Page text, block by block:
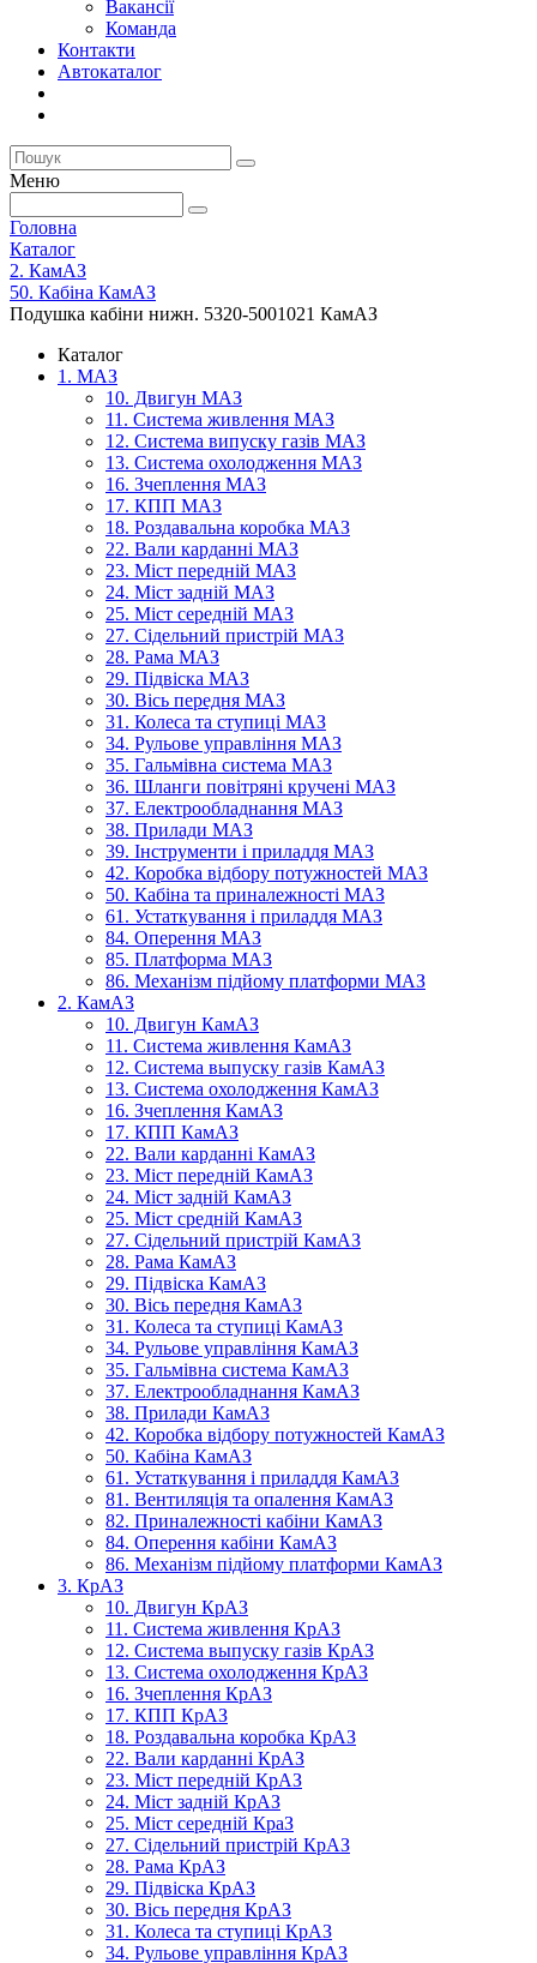
Вакансії
Команда
Контакти
Автокаталог
Меню
Головна
Каталог
2. КамАЗ
50. Кабіна КамАЗ
Подушка кабіни нижн. 5320-5001021 КамАЗ
Каталог
1. МАЗ
10. Двигун МАЗ
11. Система живлення МАЗ
12. Система випуску газів МАЗ
13. Система охолодження МАЗ
16. Зчеплення МАЗ
17. КПП МАЗ
18. Роздавальна коробка МАЗ
22. Вали карданні МАЗ
23. Міст передній МАЗ
24. Міст задній МАЗ
25. Міст середній МАЗ
27. Сідельний пристрій МАЗ
28. Рама МАЗ
29. Підвіска МАЗ
30. Вісь передня МАЗ
31. Колеса та ступиці МАЗ
34. Рульове управління МАЗ
35. Гальмівна система МАЗ
36. Шланги повітряні кручені МАЗ
37. Електрообладнання МАЗ
38. Прилади МАЗ
39. Інструменти і приладдя МАЗ
42. Коробка відбору потужностей МАЗ
50. Кабіна та приналежності МАЗ
61. Устаткування і приладдя МАЗ
84. Оперення МАЗ
85. Платформа МАЗ
86. Механізм підйому платформи МАЗ
2. КамАЗ
10. Двигун КамАЗ
11. Система живлення КамАЗ
12. Система выпуску газів КамАЗ
13. Система охолодження КамАЗ
16. Зчеплення КамАЗ
17. КПП КамАЗ
22. Вали карданні КамАЗ
23. Міст передній КамАЗ
24. Міст задній КамАЗ
25. Міст средній КамАЗ
27. Сідельний пристрій КамАЗ
28. Рама КамАЗ
29. Підвіска КамАЗ
30. Вісь передня КамАЗ
31. Колеса та ступиці КамАЗ
34. Рульове управління КамАЗ
35. Гальмівна система КамАЗ
37. Електрообладнання КамАЗ
38. Прилади КамАЗ
42. Коробка відбору потужностей КамАЗ
50. Кабіна КамАЗ
61. Устаткування і приладдя КамАЗ
81. Вентиляція та опалення КамАЗ
82. Приналежності кабіни КамАЗ
84. Оперення кабіни КамАЗ
86. Механізм підйому платформи КамАЗ
3. КрАЗ
10. Двигун КрАЗ
11. Система живлення КрАЗ
12. Система выпуску газів КрАЗ
13. Система охолодження КрАЗ
16. Зчеплення КрАЗ
17. КПП КрАЗ
18. Роздавальна коробка КрАЗ
22. Вали карданні КрАЗ
23. Міст передній КрАЗ
24. Міст задній КрАЗ
25. Міст середній КраЗ
27. Сідельний пристрій КрАЗ
28. Рама КрАЗ
29. Підвіска КрАЗ
30. Вісь передня КрАЗ
31. Колеса та ступиці КрАЗ
34. Рульове управління КрАЗ